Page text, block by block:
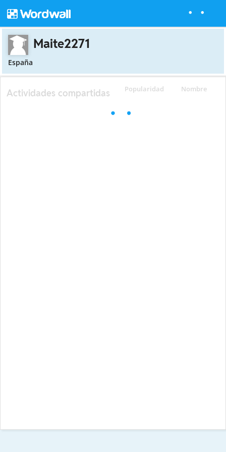
Maite2271
España
Popularidad Nombre
Actividades compartidas